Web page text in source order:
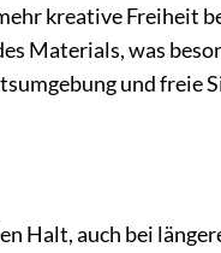
kreative Freiheit
Materials, was
und freie
Halt, auch bei